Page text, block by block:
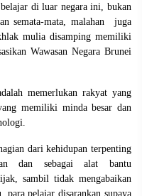
di luar negara ini, bukan
semata-mata, malahan juga
mulia disamping memiliki
Wawasan Negara Brunei
memerlukan rakyat yang
memiliki minda besar dan
dari kehidupan terpenting
dan sebagai alat bantu
sambil tidak mengabaikan
pelajar disarankan supaya